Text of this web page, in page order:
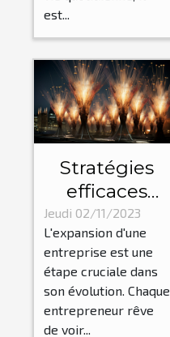
est...
Stratégies
efficaces
pour une
expansion
d'entreprise
réussie
Jeudi 02/11/2023
L'expansion d'une
entreprise est une
étape cruciale dans
son évolution. Chaque
entrepreneur rêve
de voir...